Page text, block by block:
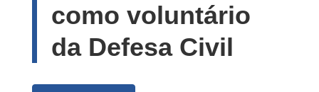
como voluntário
da Defesa Civil